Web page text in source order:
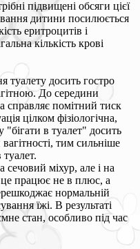
підвищені обсяги цієї
дитини посилюється
еритроцитів і
кількість крові
туалету досить гостро
До середини
справляє помітний тиск
цілком фізіологічна,
в туалет" досить
тим сильніше
сечовий міхур, але і на
працює не в плюс, а
нормальній
їжі. В результаті
стан, особливо під час